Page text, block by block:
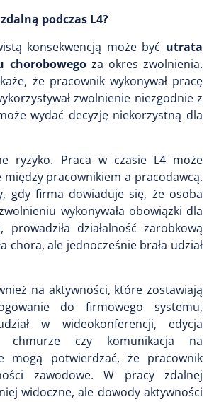
podczas L4?
konsekwencją może być utrata
chorobowegoza okres zwolnienia.
że pracownik wykonywał pracę
zwolnienie niezgodnie z
wydać decyzję niekorzystną dla
ryzyko. Praca w czasie L4 może
między pracownikiem a pracodawcą.
gdy firma dowiaduje się, że osoba
wykonywała obowiązki dla
działalność zarobkową
chora, ale jednocześnie brała udział
na aktywności, które zostawiają
do firmowego systemu,
w wideokonferencji, edycja
chmurze czy komunikacja na
mogą potwierdzać, że pracownik
zawodowe. W pracy zdalnej
widoczne, ale dowody aktywności